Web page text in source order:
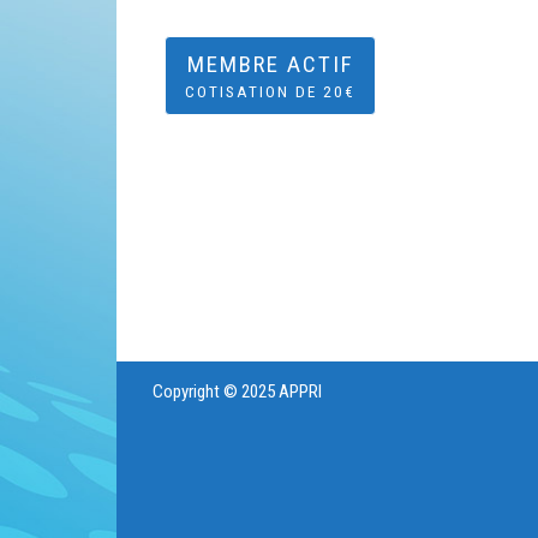
MEMBRE ACTIF
COTISATION DE 20€
Copyright © 2025 APPRI